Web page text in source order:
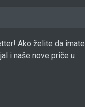
Ako želite da imate
i naše nove priče u